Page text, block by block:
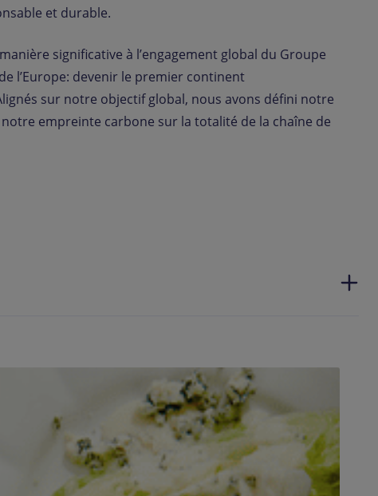
et durable.
significative à l’engagement global du Groupe
l’Europe: devenir le premier continent
sur notre objectif global, nous avons défini notre
empreinte carbone sur la totalité de la chaîne de